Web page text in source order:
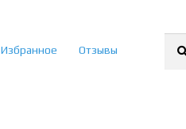
Избранное Отзывы